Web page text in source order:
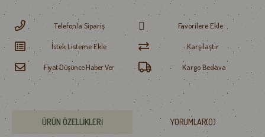
Telefonla Sipariş Favorilere Ekle
İstek Listeme Ekle Karşılaştır
Fiyat Düşünce Haber Ver Kargo Bedava
ÜRÜN ÖZELLIKLERI YORUMLAR(0)